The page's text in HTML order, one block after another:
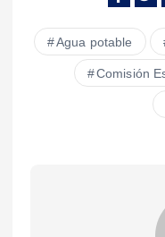
Agua potable
Comisión